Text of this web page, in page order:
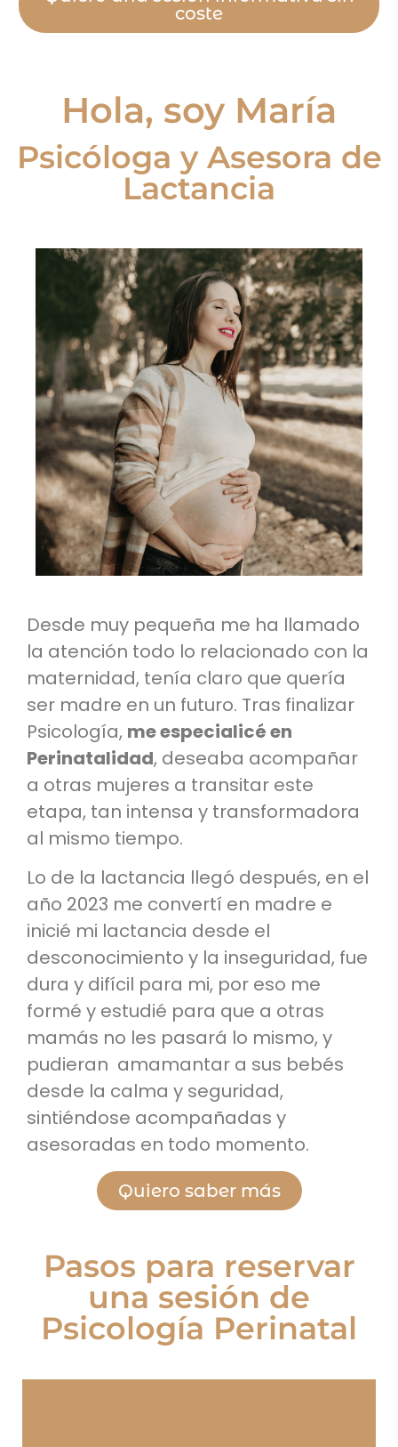
coste
Hola, soy María
Psicóloga y Asesora de
Lactancia
Desde muy pequeña me ha llamado
la atención todo lo relacionado con la
maternidad, tenía claro que quería
ser madre en un futuro. Tras finalizar
Psicología, me especialicé en
Perinatalidad, deseaba acompañar
a otras mujeres a transitar este
etapa, tan intensa y transformadora
al mismo tiempo.
Lo de la lactancia llegó después, en el
año 2023 me convertí en madre e
inicié mi lactancia desde el
desconocimiento y la inseguridad, fue
dura y difícil para mi, por eso me
formé y estudié para que a otras
mamás no les pasará lo mismo, y
pudieran amamantar a sus bebés
desde la calma y seguridad,
sintiéndose acompañadas y
asesoradas en todo momento.
Quiero saber más
Pasos para reservar
una sesión de
Psicología Perinatal